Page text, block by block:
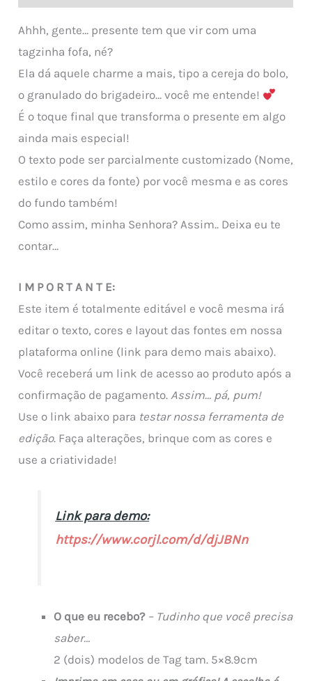
Ahhh, gente… presente tem que vir com uma
tagzinha fofa, né?
Ela dá aquele charme a mais, tipo a cereja do bolo,
o granulado do brigadeiro… você me entende!
É o toque final que transforma o presente em algo
ainda mais especial!
O texto pode ser parcialmente customizado (Nome,
estilo e cores da fonte) por você mesma e as cores
do fundo também!
Como assim, minha Senhora? Assim.. Deixa eu te
contar…
I M P O R T A N T E:
Este item é totalmente editável e você mesma irá
editar o texto, cores e layout das fontes em nossa
plataforma online (link para demo mais abaixo).
Você receberá um link de acesso ao produto após a
confirmação de pagamento. Assim… pá, pum!
Use o link abaixo para testar nossa ferramenta de
edição. Faça alterações, brinque com as cores e
use a criatividade!
Link para demo:
https://www.corjl.com/d/djJBNn
O que eu recebo? – Tudinho que você precisa
saber…
2 (dois) modelos de Tag tam. 5×8.9cm